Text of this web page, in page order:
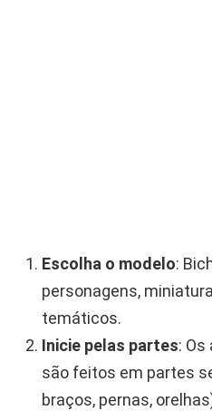
Escolha o modelo:
personagens,
temáticos.
Inicie pelas partes:
são feitos em partes
braços, pernas,